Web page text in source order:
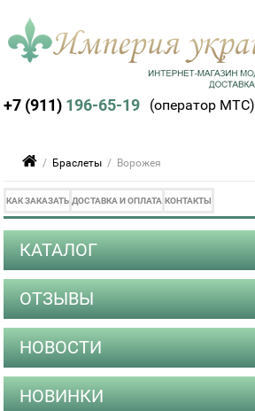
+7 (911) 196-65-19 (оператор МТС)
/ Браслеты / Ворожея
КАК ЗАКАЗАТЬ ДОСТАВКА И ОПЛАТА КОНТАКТЫ
КАТАЛОГ
ОТЗЫВЫ
НОВОСТИ
НОВИНКИ